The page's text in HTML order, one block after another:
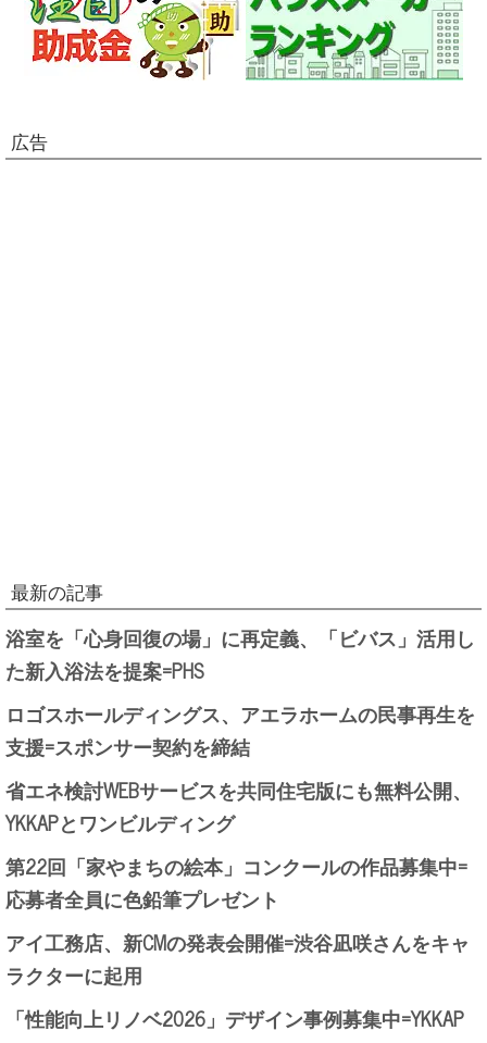
広告
最新の記事
浴室を「心身回復の場」に再定義、「ビバス」活用し
た新入浴法を提案=PHS
ロゴスホールディングス、アエラホームの民事再生を
支援=スポンサー契約を締結
省エネ検討WEBサービスを共同住宅版にも無料公開、
YKKAPとワンビルディング
第22回「家やまちの絵本」コンクールの作品募集中=
応募者全員に色鉛筆プレゼント
アイ工務店、新CMの発表会開催=渋谷凪咲さんをキャ
ラクターに起用
「性能向上リノベ2026」デザイン事例募集中=YKKAP